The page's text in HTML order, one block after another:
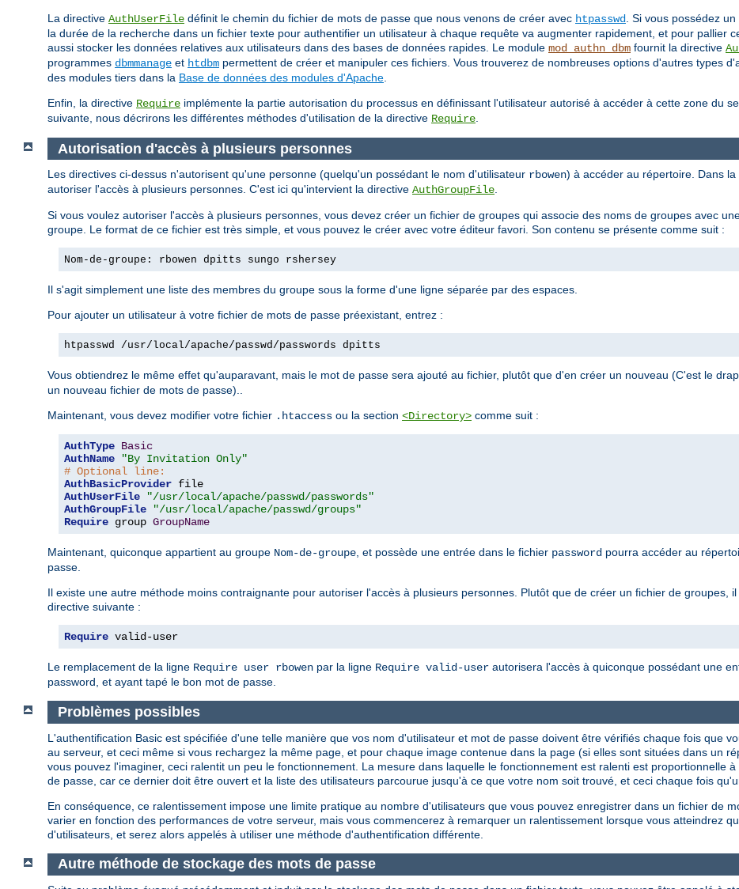
La directive AuthUserFile définit le chemin du fichier de mots de passe que nous venons de créer avec htpasswd
. Si vous possédez
la durée de la recherche dans un fichier texte pour authentifier un utilisateur à chaque requête va augmenter rapidement, et pour pallier
aussi stocker les données relatives aux utilisateurs dans des bases de données rapides. Le module mod_authn_dbm fournit la directive
programmes dbmmanage et htdbm permettent de créer et manipuler ces fichiers. Vous trouverez de nombreuses options d'autres types
des modules tiers dans la Base de données des modules d'Apache
Enfin, la directive Require implémente la partie autorisation du processus en définissant l'utilisateur autorisé à accéder à cette zone du
suivante, nous décrirons les différentes méthodes d'utilisation de la directive Require
Autorisation d'accès à plusieurs personnes
Les directives ci-dessus n'autorisent qu'une personne (quelqu'un possédant le nom d'utilisateur rbowen) à accéder au répertoire. Dans
autoriser l'accès à plusieurs personnes. C'est ici qu'intervient la directive AuthGroupFile.
Si vous voulez autoriser l'accès à plusieurs personnes, vous devez créer un fichier de groupes qui associe des noms de groupes avec
groupe. Le format de ce fichier est très simple, et vous pouvez le créer avec votre éditeur favori. Son contenu se présente comme suit :
Nom-de-groupe: rbowen dpitts sungo rshersey
Il s'agit simplement une liste des membres du groupe sous la forme d'une ligne séparée par des espaces.
Pour ajouter un utilisateur à votre fichier de mots de passe préexistant, entrez :
htpasswd /usr/local/apache/passwd/passwords dpitts
Vous obtiendrez le même effet qu'auparavant, mais le mot de passe sera ajouté au fichier, plutôt que d'en créer un nouveau (C'est le
un nouveau fichier de mots de passe)..
Maintenant, vous devez modifier votre fichier .htaccess ou la section <Directory> comme suit :
AuthType Basic
AuthName
"By Invitation Only"
# Optional line:
AuthBasicProvider
AuthUserFile
"/usr/local/apache/passwd/passwords"
AuthGroupFile
"/usr/local/apache/passwd/groups"
Require group GroupName
Maintenant, quiconque appartient au groupe Nom-de-groupe, et possède une entrée dans le fichier password pourra accéder au
passe.
Il existe une autre méthode moins contraignante pour autoriser l'accès à plusieurs personnes. Plutôt que de créer un fichier de groupes,
directive suivante :
Require valid-user
Le remplacement de la ligne Require user rbowen par la ligne Require valid-user autorisera l'accès à quiconque possédant une
password, et ayant tapé le bon mot de passe.
Problèmes possibles
L'authentification Basic est spécifiée d'une telle manière que vos nom d'utilisateur et mot de passe doivent être vérifiés chaque fois que
au serveur, et ceci même si vous rechargez la même page, et pour chaque image contenue dans la page (si elles sont situées dans un
vous pouvez l'imaginer, ceci ralentit un peu le fonctionnement. La mesure dans laquelle le fonctionnement est ralenti est proportionnelle
de passe, car ce dernier doit être ouvert et la liste des utilisateurs parcourue jusqu'à ce que votre nom soit trouvé, et ceci chaque fois
En conséquence, ce ralentissement impose une limite pratique au nombre d'utilisateurs que vous pouvez enregistrer dans un fichier de
varier en fonction des performances de votre serveur, mais vous commencerez à remarquer un ralentissement lorsque vous atteindrez
d'utilisateurs, et serez alors appelés à utiliser une méthode d'authentification différente.
Autre méthode de stockage des mots de passe